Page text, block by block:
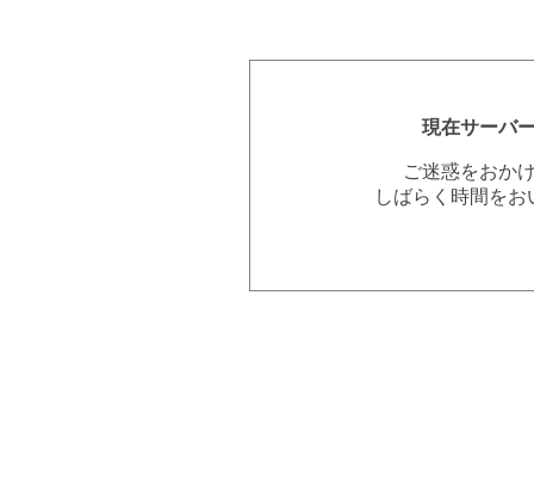
現在サーバ
ご迷惑をおか
しばらく時間を